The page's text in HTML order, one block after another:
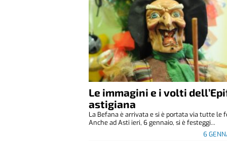
Le immagini e i volti
astigiana
6
La Befana è arrivata e si è portata via tutte le
Anche ad Asti ieri, 6 gennaio, si è festeggi...